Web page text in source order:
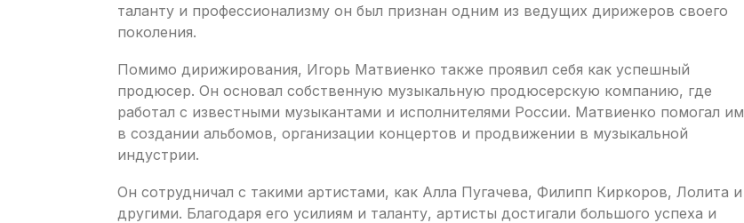
таланту и профессионализму он был признан одним из ведущих дирижеров своего
поколения.
Помимо дирижирования, Игорь Матвиенко также проявил себя как успешный
продюсер. Он основал собственную музыкальную продюсерскую компанию, где
работал с известными музыкантами и исполнителями России. Матвиенко помогал им
в создании альбомов, организации концертов и продвижении в музыкальной
индустрии.
Он сотрудничал с такими артистами, как Алла Пугачева, Филипп Киркоров, Лолита и
другими. Благодаря его усилиям и таланту, артисты достигали большого успеха и